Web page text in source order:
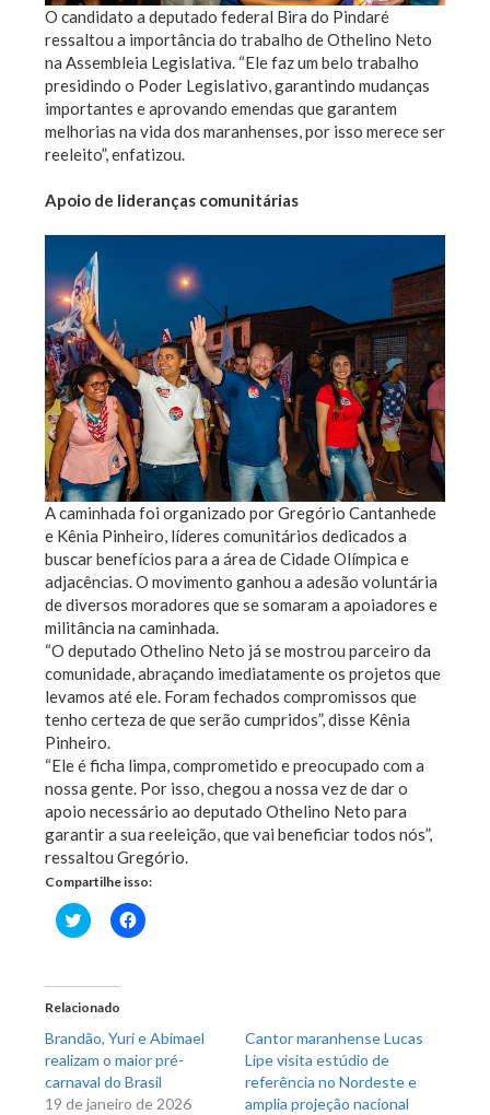
O candidato a deputado federal Bira do Pindaré
ressaltou a importância do trabalho de Othelino Neto
na Assembleia Legislativa. “Ele faz um belo trabalho
presidindo o Poder Legislativo, garantindo mudanças
importantes e aprovando emendas que garantem
melhorias na vida dos maranhenses, por isso merece ser
reeleito”, enfatizou.
Apoio de lideranças comunitárias
A caminhada foi organizado por Gregório Cantanhede
e Kênia Pinheiro, líderes comunitários dedicados a
buscar benefícios para a área de Cidade Olímpica e
adjacências. O movimento ganhou a adesão voluntária
de diversos moradores que se somaram a apoiadores e
militância na caminhada.
“O deputado Othelino Neto já se mostrou parceiro da
comunidade, abraçando imediatamente os projetos que
levamos até ele. Foram fechados compromissos que
tenho certeza de que serão cumpridos”, disse Kênia
Pinheiro.
“Ele é ficha limpa, comprometido e preocupado com a
nossa gente. Por isso, chegou a nossa vez de dar o
apoio necessário ao deputado Othelino Neto para
garantir a sua reeleição, que vai beneficiar todos nós”,
ressaltou Gregório.
Compartilhe isso:
Clique
para
em
nova
janela)
Clique
para
Relacionado
Brandão, Yuri e Abimael
realizam o maior pré-
carnaval do Brasil
19 de janeiro de 2026
Cantor maranhense Lucas
Lipe visita estúdio de
referência no Nordeste e
amplia projeção nacional